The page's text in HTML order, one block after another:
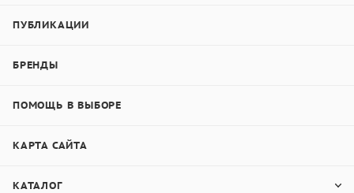
ПУБЛИКАЦИИ
БРЕНДЫ
ПОМОЩЬ В ВЫБОРЕ
КАРТА САЙТА
КАТАЛОГ